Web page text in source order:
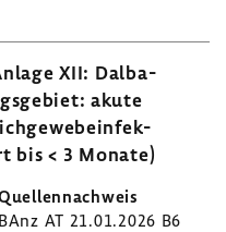
XII: Dalba­
akute
bis < 3 Monate)
BAnz AT 21.01.2026 B6